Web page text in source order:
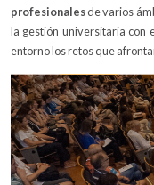
profesionalesde varios
la gestión universitaria con
entorno los retos que